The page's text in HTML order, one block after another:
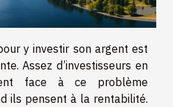
y investir son argent est
Assez d’investisseurs en
face à ce problème
ils pensent à la rentabilité.